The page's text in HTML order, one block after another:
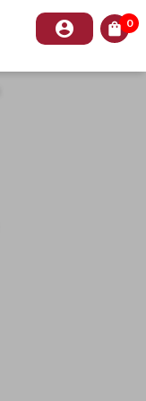
account_circle shopping_bag 0